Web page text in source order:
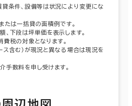
条件、設備等は状況により変更にな
たは一括貸の面積例です。
下段は坪単価を表示します。
税の対象となります。
含む）が現況と異なる場合は現況を
数料を申し受けます。